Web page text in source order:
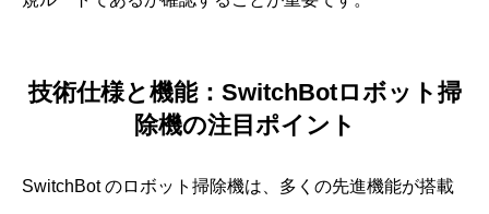
技術仕様と機能：SwitchBotロボット掃
除機の注目ポイント
SwitchBot のロボット掃除機は、多くの先進機能が搭載